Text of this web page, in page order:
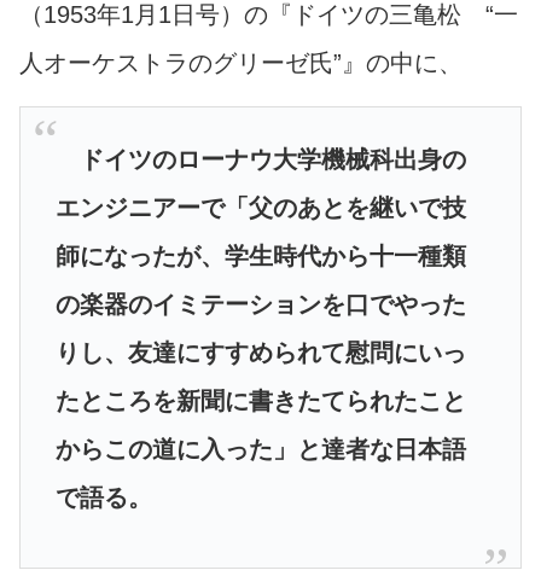
（1953年1月1日号）の『ドイツの三亀松 “一
人オーケストラのグリーゼ氏”』の中に、
ドイツのローナウ大学機械科出身の
エンジニアーで「父のあとを継いで技
師になったが、学生時代から十一種類
の楽器のイミテーションを口でやった
りし、友達にすすめられて慰問にいっ
たところを新聞に書きたてられたこと
からこの道に入った」と達者な日本語
で語る。